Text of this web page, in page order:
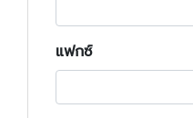
แฟกซ์